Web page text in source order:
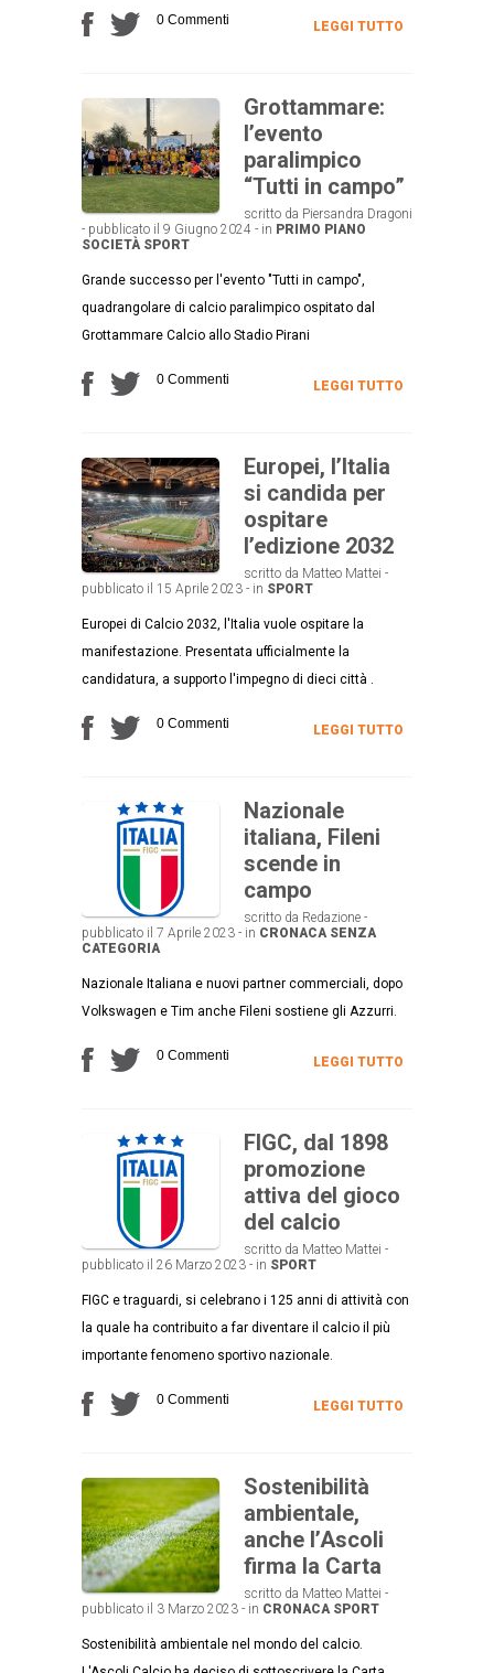
0 Commenti LEGGI TUTTO
Grottammare:
l’evento
paralimpico
“Tutti in campo”
scritto da Piersandra Dragoni
- pubblicato il 9 Giugno 2024 - in PRIMO PIANO
SOCIETÀ SPORT
Grande successo per l'evento "Tutti in campo",
quadrangolare di calcio paralimpico ospitato dal
Grottammare Calcio allo Stadio Pirani
0 Commenti LEGGI TUTTO
Europei, l’Italia
si candida per
ospitare
l’edizione 2032
scritto da Matteo Mattei -
pubblicato il 15 Aprile 2023 - in SPORT
Europei di Calcio 2032, l'Italia vuole ospitare la
manifestazione. Presentata ufficialmente la
candidatura, a supporto l'impegno di dieci città .
0 Commenti LEGGI TUTTO
Nazionale
italiana, Fileni
scende in
campo
scritto da Redazione -
pubblicato il 7 Aprile 2023 - in CRONACA SENZA
CATEGORIA
Nazionale Italiana e nuovi partner commerciali, dopo
Volkswagen e Tim anche Fileni sostiene gli Azzurri.
0 Commenti LEGGI TUTTO
FIGC, dal 1898
promozione
attiva del gioco
del calcio
scritto da Matteo Mattei -
pubblicato il 26 Marzo 2023 - in SPORT
FIGC e traguardi, si celebrano i 125 anni di attività con
la quale ha contribuito a far diventare il calcio il più
importante fenomeno sportivo nazionale.
0 Commenti LEGGI TUTTO
Sostenibilità
ambientale,
anche l’Ascoli
firma la Carta
scritto da Matteo Mattei -
pubblicato il 3 Marzo 2023 - in CRONACA SPORT
Sostenibilità ambientale nel mondo del calcio.